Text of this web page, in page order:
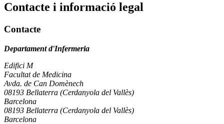
Contacte i informació legal
Contacte
Departament d'Infermeria
Edifici M
Facultat de Medicina
Avda. de Can Domènech
08193 Bellaterra (Cerdanyola del Vallès)
Barcelona
08193 Bellaterra (Cerdanyola del Vallès)
Barcelona